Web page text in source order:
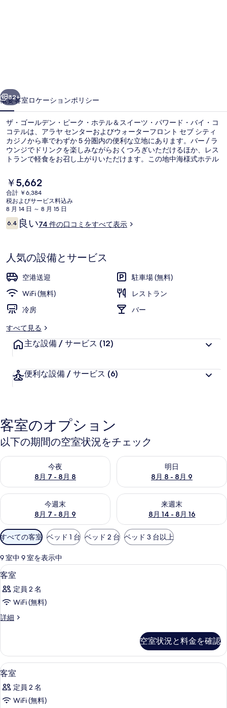
ー
ク・
ホ
テ
ル
＆
ス
イ
ー
パ
ワ
ー
ド・
バ
イ・
の
写
真
ャ
ラ
リ
ー
次へ
82+
概要客室ロケーションポリシー
ザ・ゴールデン・ピーク・ホテル＆スイーツ・パワード・バイ・コ
コテルは、アラヤ センターおよびウォーターフロント セブ シティ
カジノから車でわずか 5 分圏内の便利な立地にあります。バー / ラ
ウンジでドリンクを楽しみながらおくつろぎいただけるほか、レス
トランで軽食をお召し上がりいただけます。この地中海様式ホテル
しています。
現
在
の
料
金
は
す
￥5,662
合計 ￥6,384
税およびサービス料込み
8 月 14 日 ～ 8 月 15 日
口
コ
6.410段階中6.4
良い74 件の口コミをすべて表示
人気の設備とサービス
空港送迎
駐車場 (無料)
WiFi (無料)
レストラン
冷房
バー
すべて見る
主な設備 / サービス (12)
便利な設備 / サービス (6)
客室のオプション
以下の期間の空室状況をチェック
今夜
8月 7 - 8月 8
今夜 8月 7 - 8月 8 の空室状況をチェック
明日
8月 8 - 8月 9
明日 8月 8 - 8月 9 の空室状況
今週末
8月 7 - 8月 9
今週末 8月 7 - 8月 9 の空室状況をチェック
来週末
8月 14 - 8月 16
来週末 8月 14 - 8月 16 の空室
利
用
可
能
な
客
室
の
絞
み
条
件
すべての客室 ベッド 1 台 ベッド 2 台 ベッド 3 台以上
9 室中 9 室を表示中
客
室
の
べ
の
写
真
を
表
セーフティボックス (室内)、デスク
4
客室
定員 2 名
WiFi (無料)
詳細
客
細
空室状況と料金を確認
客
室
の
セーフティボックス (室内)、デスク
5
客室
定員 2 名
WiFi (無料)